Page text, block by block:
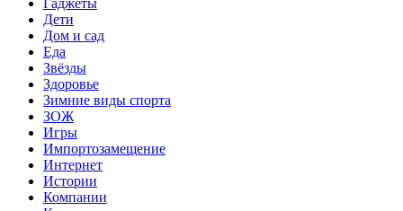
Дети
Дом и сад
Еда
Звёзды
Здоровье
Зимние виды спорта
ЗОЖ
Игры
Импортозамещение
Интернет
Истории
Компании